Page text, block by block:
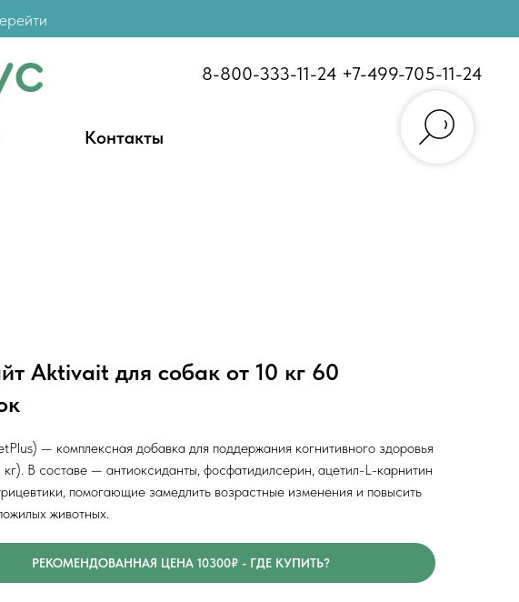
8-800-333-11-24 +7-499-705-11-24
Контакты
Aktivait для собак от 10 кг 60
— комплексная добавка для поддержания когнитивного здоровья
кг). В составе — антиоксиданты, фосфатидилсерин, ацетил-L-карнитин
помогающие замедлить возрастные изменения и повысить
животных.
РЕКОМЕНДОВАННАЯ ЦЕНА 10300₽ - ГДЕ КУПИТЬ?